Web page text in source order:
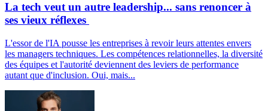
La tech veut un autre leadership... sans renoncer à
ses vieux réflexes
L'essor de l'IA pousse les entreprises à revoir leurs attentes envers
les managers techniques. Les compétences relationnelles, la diversité
des équipes et l'autorité deviennent des leviers de performance
autant que d'inclusion. Oui, mais...